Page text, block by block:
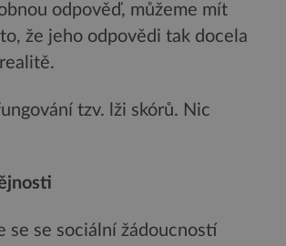
odpověď, můžeme mít
že jeho odpovědi tak docela
tzv. lži skórů. Nic
se se sociální žádoucností